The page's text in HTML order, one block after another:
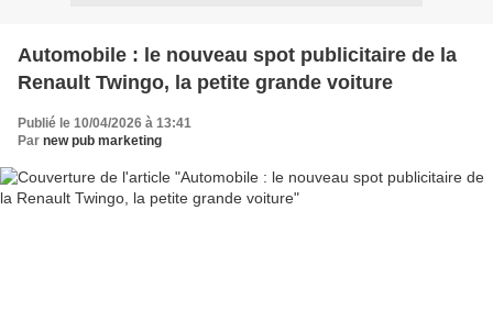
Automobile : le nouveau spot publicitaire de la
Renault Twingo, la petite grande voiture
Publié le 10/04/2026 à 13:41
Par new pub marketing